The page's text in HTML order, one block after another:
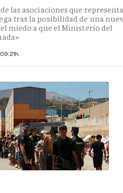
las asociaciones que
tras la posibilidad de una
miedo a que el Ministerio del